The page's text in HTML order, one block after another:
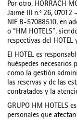
Por otro, HORRACH
Jaime III n.º 26, 07012
NIF B-57088510, en
o “HM HOTELS”,
respectivas del HOTEL
El HOTEL es
huéspedes necesarios
como la gestión
las reservas y de las
contratados y la
GRUPO HM HOTELS
personales que